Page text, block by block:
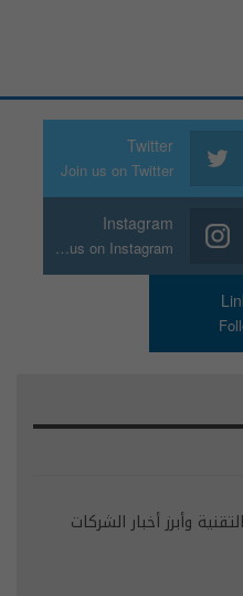
Twitter
Join us on Twitter
Instagram
Join us on Instagram
وأبرز أخبار الشركات